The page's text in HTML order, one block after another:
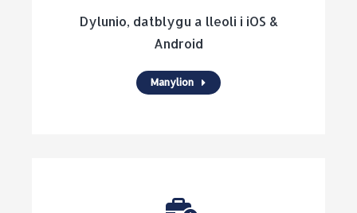
Dylunio, datblygu a lleoli i iOS &
Android
Manylion